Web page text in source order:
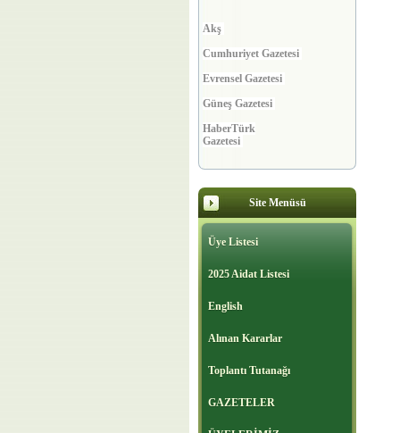
Gazetesi
Milli Gazete
Milliyet Gazetesi
Posta Gazetesi
Sabah Gazetesi
Türkiye Gazetesi
Site Menüsü
Üye Listesi
2025 Aidat Listesi
English
Alınan Kararlar
Toplantı Tutanağı
GAZETELER